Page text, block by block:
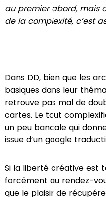
au premier abord, mais
de la complexité, c’est
Dans DD, bien que les
basiques dans leur
retrouve pas mal de
cartes. Le tout
un peu bancale qui
issue d’un google
Si la liberté créative est
forcément au rendez-
que le plaisir de